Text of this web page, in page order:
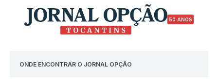
50 ANOS
ONDE ENCONTRAR O JORNAL OPÇÃO